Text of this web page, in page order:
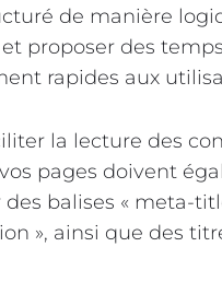
de manière
proposer des
rapides aux
la lecture des
pages doivent
balises « meta-
», ainsi que des